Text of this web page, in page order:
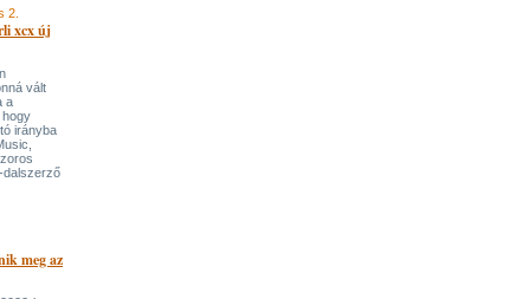
2.
xcx új
vált
a
hogy
irányba
dalszerző
meg az